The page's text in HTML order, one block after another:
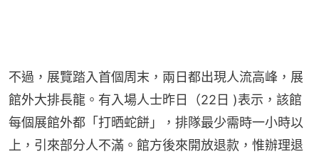
不過，展覽踏入首個周末，兩日都出現人流高峰，展
館外大排長龍。有入場人士昨日（22日 )表示，該館
每個展館外都「打晒蛇餅」，排隊最少需時一小時以
上，引來部分人不滿。館方後來開放退款，惟辦理退